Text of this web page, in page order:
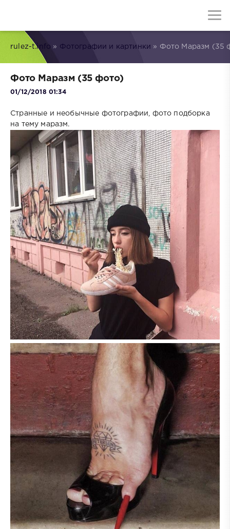
rulez-t.info » Фотографии и картинки » Фото Маразм (35
Фото Маразм (35 фото)
01/12/2018 01:34
Странные и необычные фотографии, фото подборка
на тему маразм.